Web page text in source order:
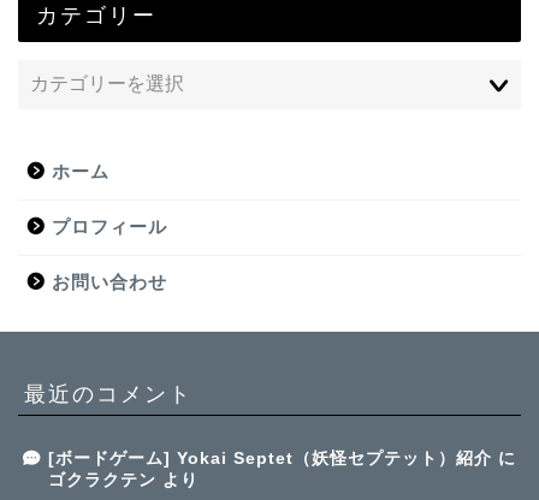
カテゴリー
ホーム
プロフィール
お問い合わせ
最近のコメント
[ボードゲーム] Yokai Septet（妖怪セプテット）紹介 に
ゴクラクテン より